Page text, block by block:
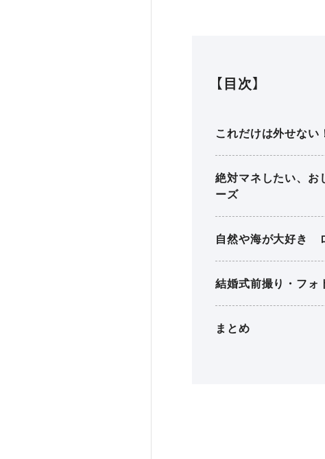
【目次】
これだけは外せない
絶対マネしたい、お
ーズ
自然や海が大好き
結婚式前撮り・フォ
まとめ